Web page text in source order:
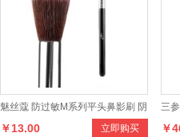
魅丝蔻 防过敏M系列平头鼻影刷 阴
影刷 底妆彩妆工具 立即购买
￥13.00
三
￥